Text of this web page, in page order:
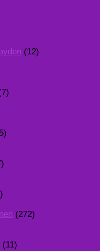
(12)
(272)
(11)